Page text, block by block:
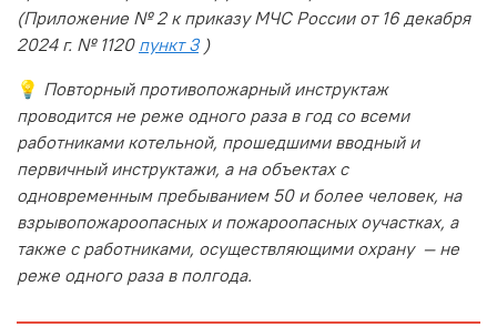
(Приложение № 2 к приказу МЧС России от 16 декабря
2024 г. № 1120 пункт 3)
💡 Повторный противопожарный инструктаж
проводится не реже одного раза в год со всеми
работниками котельной, прошедшими вводный и
первичный инструктажи, а на объектах с
одновременным пребыванием 50 и более человек, на
взрывопожароопасных и пожароопасных оучастках, а
также с работниками, осуществляющими охрану — не
реже одного раза в полгода.